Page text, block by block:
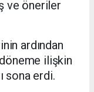
ve öneriler
ardından
ilişkin
sona erdi.